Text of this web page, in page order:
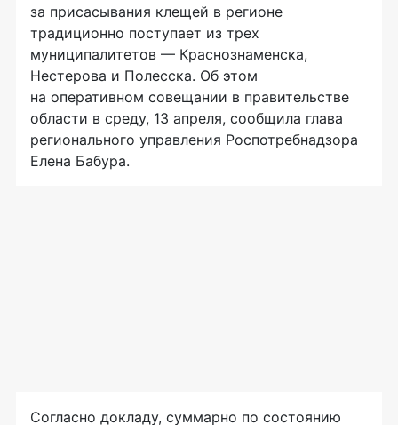
за присасывания клещей в регионе
традиционно поступает из трех
муниципалитетов — Краснознаменска,
Нестерова и Полесска. Об этом
на оперативном совещании в правительстве
области в среду, 13 апреля, сообщила глава
регионального управления Роспотребнадзора
Елена Бабура.
Согласно докладу, суммарно по состоянию